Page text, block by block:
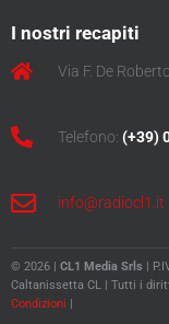
I nostri recapiti
Via F. De
Telefono: (+39)
info@radiocl1.it
© 2026 | CL1 Media Srls |
Caltanissetta CL | Tutti i
Condizioni |